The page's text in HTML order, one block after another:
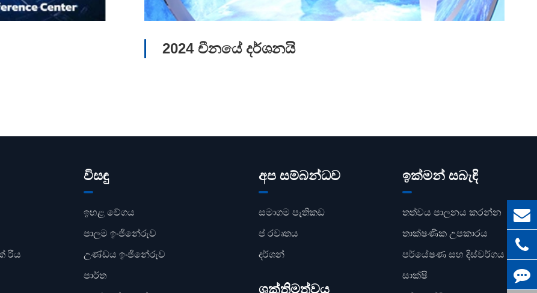
2024 චීනයේ දර්ශනයි
රීය
විසඳු
ඉහළ වේගය
පාලම ඉංජිනේරුව
උණ්ඩය ඉංජිනේරුව
පාර්ත
අප සම්බන්ධව
සමාගම පැතිකඩ
ප් රවෘතය
දර්ශන්
ශක්තිමත්වය
ඉක්මන් සබැඳි
තත්වය පාලනය කරන්න
තාක්ෂණික උපකාරය
පර්යේෂණ සහ දිස්වර්ගය
සාක්ෂි